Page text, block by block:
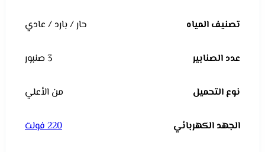
تصنيف المياه حار / بارد / عادي
عدد الصنابير 3 صنبور
نوع التحميل من الأعلي
الجهد الكهربائي 220 فولت